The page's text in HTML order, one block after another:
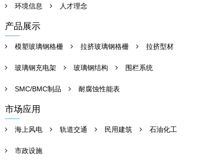
环境信息 人才理念
产品展示
模塑玻璃钢格栅 拉挤玻璃钢格栅 拉挤型材
玻璃钢充电架 玻璃钢结构 围栏系统
SMC/BMC制品 耐腐蚀性能表
市场应用
海上风电 轨道交通 民用建筑 石油化工
市政设施